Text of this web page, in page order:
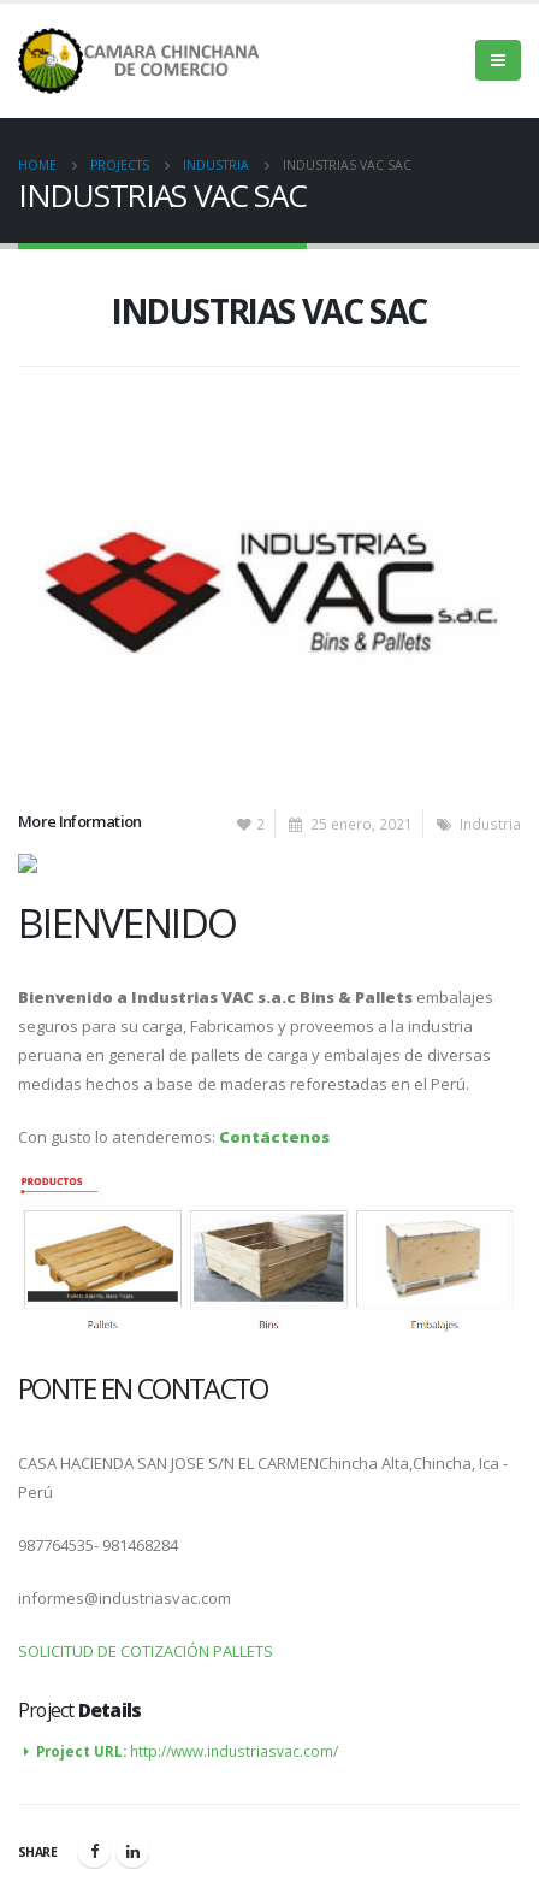
HOME PROJECTS INDUSTRIA INDUSTRIAS VAC SAC
INDUSTRIAS VAC SAC
INDUSTRIAS VAC SAC
2 25 enero, 2021 Industria
More Information
BIENVENIDO
Bienvenido a Industrias VAC s.a.c Bins & Pallets embalajes
seguros para su carga, Fabricamos y proveemos a la industria
peruana en general de pallets de carga y embalajes de diversas
medidas hechos a base de maderas reforestadas en el Perú.
Con gusto lo atenderemos: Contáctenos
PONTE EN CONTACTO
CASA HACIENDA SAN JOSE S/N EL CARMENChincha Alta, Chincha, Ica -
Perú
987764535- 981468284
informes@industriasvac.com
SOLICITUD DE COTIZACIÓN PALLETS
ProjectDetails
Project URL: http://www.industriasvac.com/
SHARE